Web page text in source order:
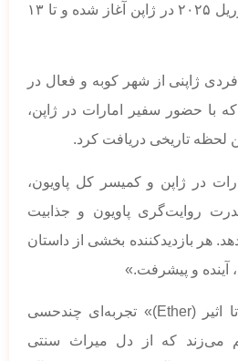
نمایشگاه جهانی از ۱۳ آوریل ۲۰۲۵ در ژاپن آغاز شده و تا ۱۳
فردی ژاپنی از شهر کوبه و فعال در
با حضور سفیر امارات در ژاپن،
لحظه تاریخی دریافت کرد.
در ژاپن و کمیسر کل پاویون،
روایت‌گری پاویون و جذابیت
هر بازدیدکننده بخشی از داستان
آینده و پیشرفت.»
پاویون با تم «از زمین تا اثیر (Ether)» تجربه‌ای چندحسی
می‌زند که از دل میراث سنتی